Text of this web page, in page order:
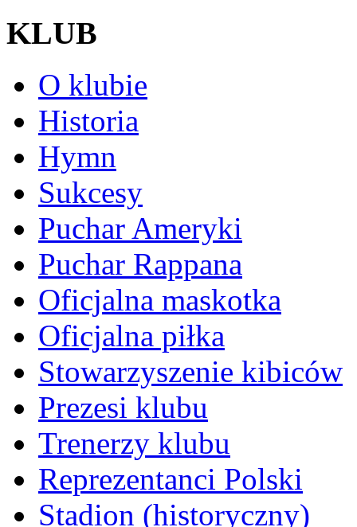
KLUB
O klubie
Historia
Hymn
Sukcesy
Puchar Ameryki
Puchar Rappana
Oficjalna maskotka
Oficjalna piłka
Stowarzyszenie kibiców
Prezesi klubu
Trenerzy klubu
Reprezentanci Polski
Stadion (historyczny)